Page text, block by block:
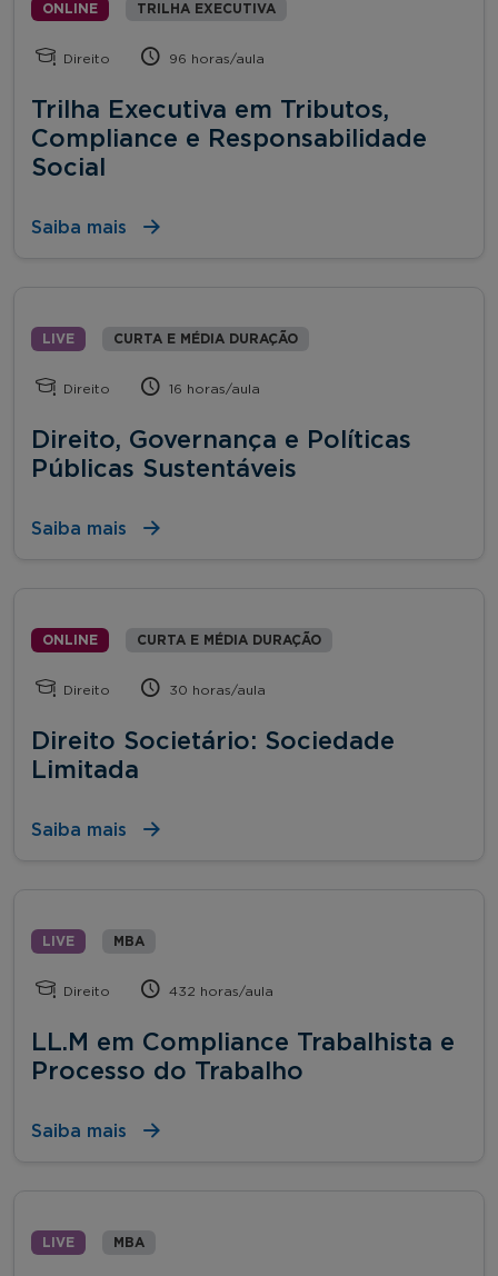
ONLINE TRILHA EXECUTIVA
Direito 96 horas/aula
Trilha Executiva em Tributos,
Compliance e Responsabilidade
Social
Saiba mais
LIVE CURTA E MÉDIA DURAÇÃO
Direito 16 horas/aula
Direito, Governança e Políticas
Públicas Sustentáveis
Saiba mais
ONLINE CURTA E MÉDIA DURAÇÃO
Direito 30 horas/aula
Direito Societário: Sociedade
Limitada
Saiba mais
LIVE MBA
Direito 432 horas/aula
LL.M em Compliance Trabalhista e
Processo do Trabalho
Saiba mais
LIVE MBA